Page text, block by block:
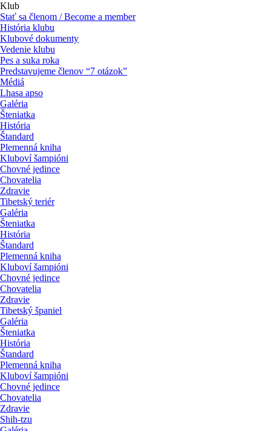
Klub
Stať sa členom / Become a member
História klubu
Klubové dokumenty
Vedenie klubu
Pes a suka roka
Predstavujeme členov “7 otázok”
Médiá
Lhasa apso
Galéria
Šteniatka
História
Štandard
Plemenná kniha
Kluboví šampióni
Chovné jedince
Chovatelia
Zdravie
Tibetský teriér
Galéria
Šteniatka
História
Štandard
Plemenná kniha
Kluboví šampióni
Chovné jedince
Chovatelia
Zdravie
Tibetský španiel
Galéria
Šteniatka
História
Štandard
Plemenná kniha
Kluboví šampióni
Chovné jedince
Chovatelia
Zdravie
Shih-tzu